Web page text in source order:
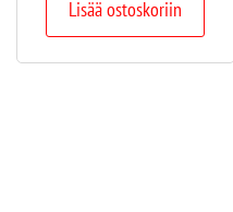
Lisää ostoskoriin